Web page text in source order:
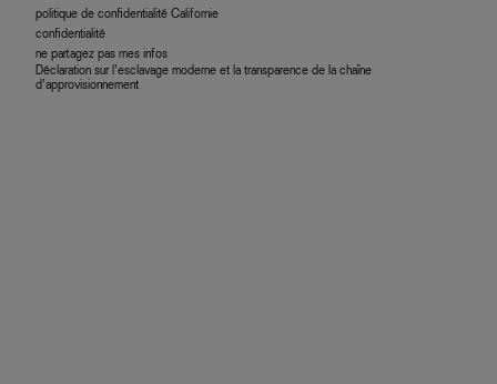
politique de confidentialité Californie
confidentialité
ne partagez pas mes infos
Déclaration sur l’esclavage moderne et la transparence de la chaîne
d’approvisionnement